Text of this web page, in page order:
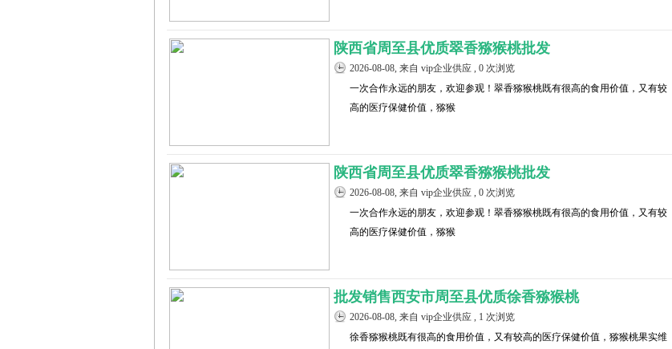
陕西省周至县优质翠香猕猴桃批发
2026-08-08, 来自 vip企业供应 , 0 次浏览
一次合作永远的朋友，欢迎参观！翠香猕猴桃既有很高的食用价值，又有较
高的医疗保健价值，猕猴
陕西省周至县优质翠香猕猴桃批发
2026-08-08, 来自 vip企业供应 , 0 次浏览
一次合作永远的朋友，欢迎参观！翠香猕猴桃既有很高的食用价值，又有较
高的医疗保健价值，猕猴
批发销售西安市周至县优质徐香猕猴桃
2026-08-08, 来自 vip企业供应 , 1 次浏览
徐香猕猴桃既有很高的食用价值，又有较高的医疗保健价值，猕猴桃果实维